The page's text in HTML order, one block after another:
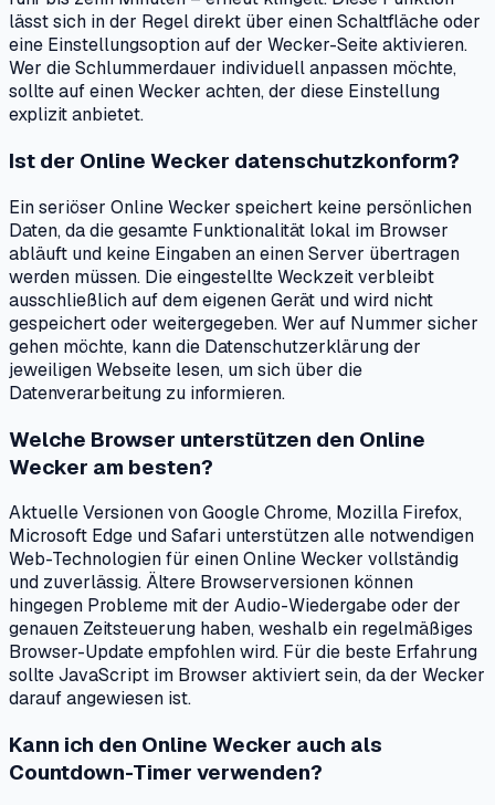
lässt sich in der Regel direkt über einen Schaltfläche oder
eine Einstellungsoption auf der Wecker-Seite aktivieren.
Wer die Schlummerdauer individuell anpassen möchte,
sollte auf einen Wecker achten, der diese Einstellung
explizit anbietet.
Ist der Online Wecker datenschutzkonform?
Ein seriöser Online Wecker speichert keine persönlichen
Daten, da die gesamte Funktionalität lokal im Browser
abläuft und keine Eingaben an einen Server übertragen
werden müssen. Die eingestellte Weckzeit verbleibt
ausschließlich auf dem eigenen Gerät und wird nicht
gespeichert oder weitergegeben. Wer auf Nummer sicher
gehen möchte, kann die Datenschutzerklärung der
jeweiligen Webseite lesen, um sich über die
Datenverarbeitung zu informieren.
Welche Browser unterstützen den Online
Wecker am besten?
Aktuelle Versionen von Google Chrome, Mozilla Firefox,
Microsoft Edge und Safari unterstützen alle notwendigen
Web-Technologien für einen Online Wecker vollständig
und zuverlässig. Ältere Browserversionen können
hingegen Probleme mit der Audio-Wiedergabe oder der
genauen Zeitsteuerung haben, weshalb ein regelmäßiges
Browser-Update empfohlen wird. Für die beste Erfahrung
sollte JavaScript im Browser aktiviert sein, da der Wecker
darauf angewiesen ist.
Kann ich den Online Wecker auch als
Countdown-Timer verwenden?